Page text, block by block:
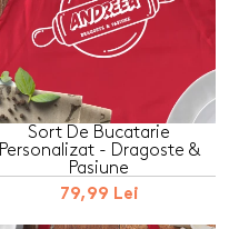
Sort De Bucatarie
Personalizat - Dragoste &
Pasiune
79,99 Lei